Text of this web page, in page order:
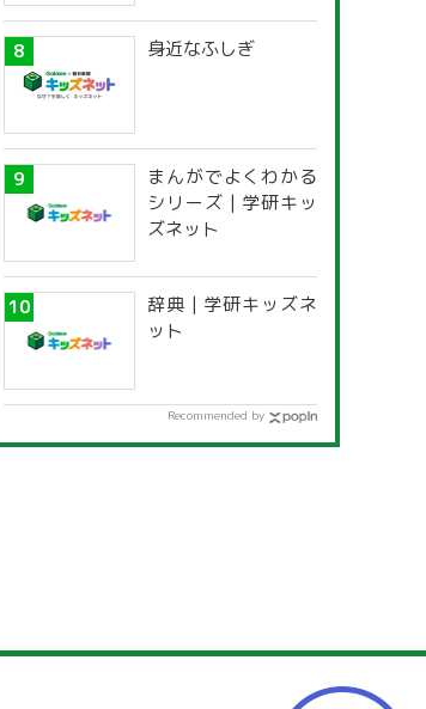
身近なふしぎ
まんがでよくわかる
シリーズ | 学研キッ
ズネット
辞典 | 学研キッズネ
ット
Recommended by